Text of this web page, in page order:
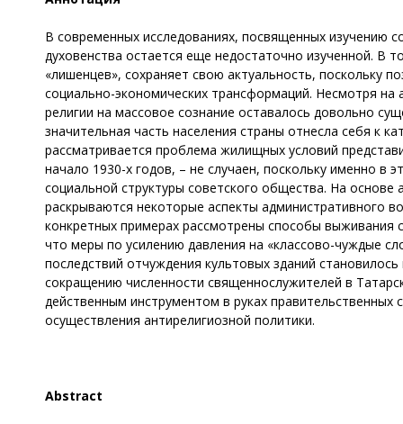
В современных исследованиях, посвященных изучению
духовенства остается еще недостаточно изученной. В
«лишенцев», сохраняет свою актуальность, поскольку
социально-экономических трансформаций. Несмотря
религии на массовое сознание оставалось довольно
значительная часть населения страны отнесла себя к
рассматривается проблема жилищных условий
начало 1930-х годов, – не случаен, поскольку именно в
социальной структуры советского общества. На
раскрываются некоторые аспекты административного
конкретных примерах рассмотрены способы выживания
что меры по усилению давления на «классово-чуждые
последствий отчуждения культовых зданий
сокращению численности священнослужителей в
действенным инструментом в руках
осуществления антирелигиозной политики.
Abstract